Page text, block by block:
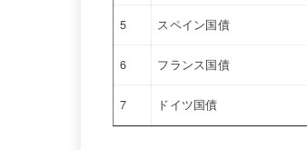
5 スペイン国債
6 フランス国債
7 ドイツ国債